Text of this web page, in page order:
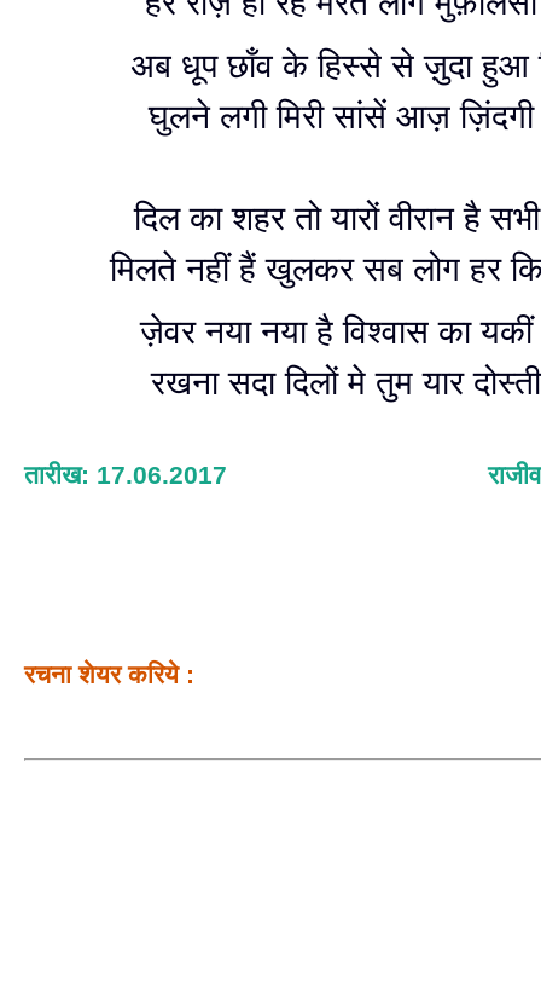
अब धूप छाँव के हिस्से से ज़ुदा हुआ
घुलने लगी मिरी सांसें आज़
दिल का शहर तो यारों वीरान है
मिलते नहीं हैं खुलकर सब लोग हर
ज़ेवर नया नया है विश्वास का
रखना सदा दिलों मे तुम यार
तारीख: 17.06.2017
रचना शेयर करिये :